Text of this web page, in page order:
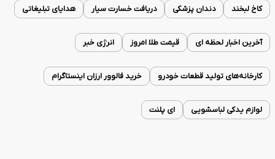
کاخ لبخند دندان پزشکی دریافت خسارت سیار هدایای تبلیغاتی
آخرین اخبار لحظه ای قیمت طلا امروز انرژی خبر
کارخانه‌های تولید قطعات خودرو خرید فالوور ارزان اینستاگرام
لوازم یدکی لباسشویی ای پلنت